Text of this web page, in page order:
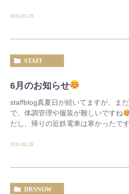
2016.05.29
STAFF
6月のお知らせ
staffblog真夏日が続いてますが、ま
で、体調管理や服装が難しいですね
だし、帰りの近鉄電車は寒かったで
2016.05.28
DRSNOW